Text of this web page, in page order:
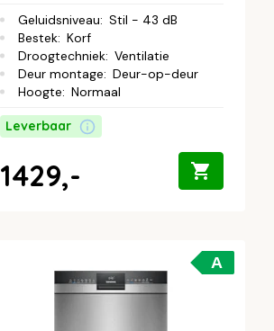
Geluidsniveau: Stil - 43 dB
Bestek: Korf
Droogtechniek: Ventilatie
Deur montage: Deur-op-deur
Hoogte: Normaal
Leverbaar
1429,-
A